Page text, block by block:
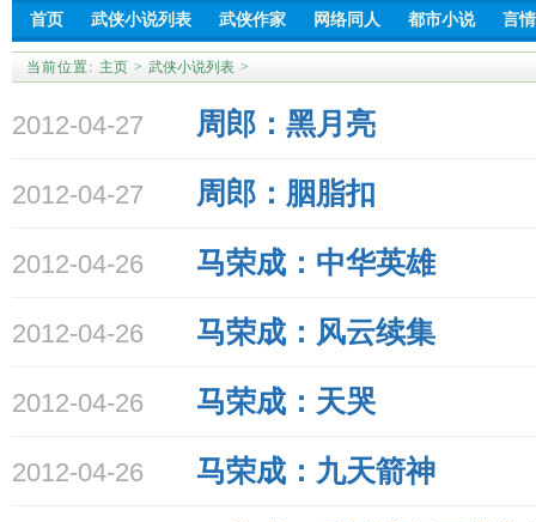
首页 武侠小说列表 武侠作家 网络同人 都市小说 言
当前位置: 主页 > 武侠小说列表 >
2012-04-27 周郎：黑月亮
2012-04-27 周郎：胭脂扣
2012-04-26 马荣成： 中华英雄
2012-04-26 马荣成： 风云续集
2012-04-26 马荣成：天哭
2012-04-26 马荣成：九天箭神